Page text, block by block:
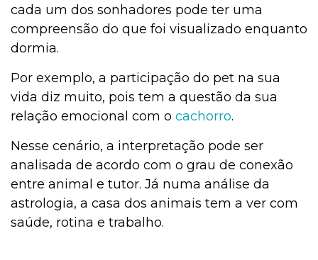
cada um dos sonhadores pode ter uma
compreensão do que foi visualizado enquanto
dormia.
Por exemplo, a participação do pet na sua
vida diz muito, pois tem a questão da sua
relação emocional com o cachorro.
Nesse cenário, a interpretação pode ser
analisada de acordo com o grau de conexão
entre animal e tutor. Já numa análise da
astrologia, a casa dos animais tem a ver com
saúde, rotina e trabalho.